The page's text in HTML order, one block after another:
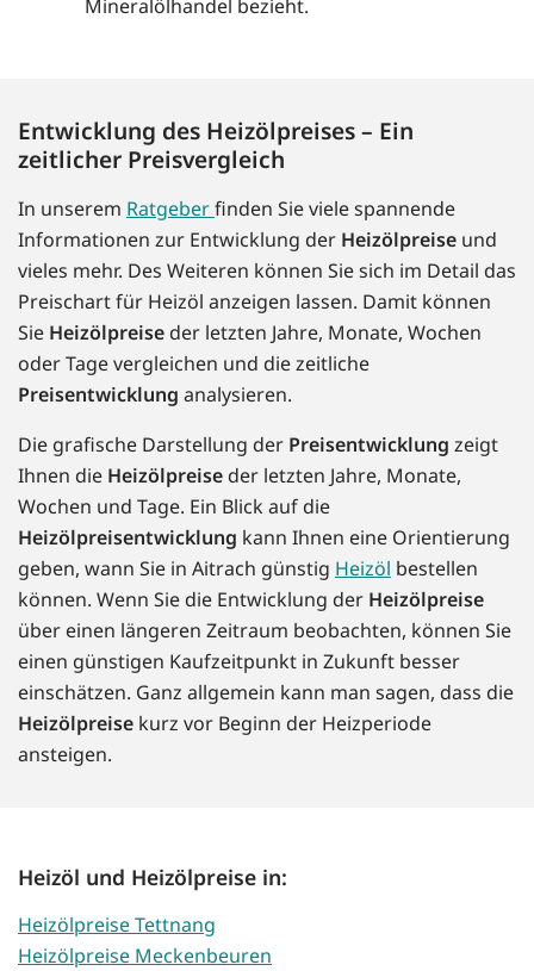
Mineralölhandel bezieht.
Entwicklung des Heizölpreises – Ein
zeitlicher Preisvergleich
In unserem Ratgeberfinden Sie viele spannende
Informationen zur Entwicklung der Heizölpreise und
vieles mehr. Des Weiteren können Sie sich im Detail das
Preischart für Heizöl anzeigen lassen. Damit können
Sie Heizölpreise der letzten Jahre, Monate, Wochen
oder Tage vergleichen und die zeitliche
Preisentwicklung analysieren.
Die grafische Darstellung der Preisentwicklung zeigt
Ihnen die Heizölpreise der letzten Jahre, Monate,
Wochen und Tage. Ein Blick auf die
Heizölpreisentwicklung kann Ihnen eine Orientierung
geben, wann Sie in Aitrach günstig Heizöl bestellen
können. Wenn Sie die Entwicklung der Heizölpreise
über einen längeren Zeitraum beobachten, können Sie
einen günstigen Kaufzeitpunkt in Zukunft besser
einschätzen. Ganz allgemein kann man sagen, dass die
Heizölpreise kurz vor Beginn der Heizperiode
ansteigen.
Heizöl und Heizölpreise in:
Heizölpreise Tettnang
Heizölpreise Meckenbeuren